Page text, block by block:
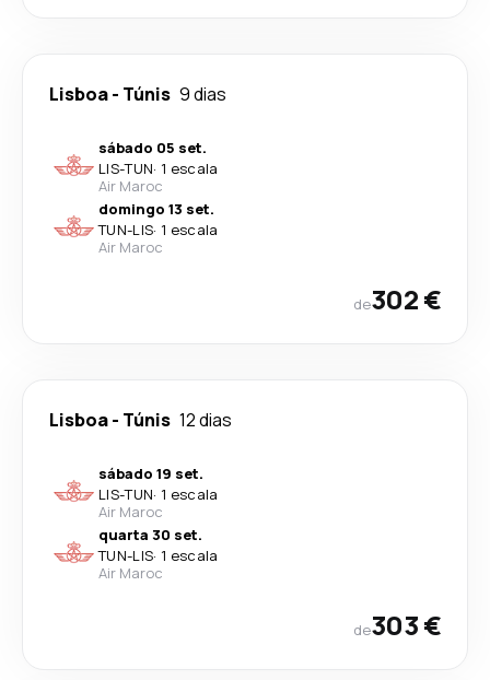
Lisboa- Túnis 9 dias
sábado 05 set.
LIS-TUN· 1 escala
Air Maroc
domingo 13 set.
TUN-LIS· 1 escala
Air Maroc
de302 €
Lisboa- Túnis 12 dias
sábado 19 set.
LIS-TUN· 1 escala
Air Maroc
quarta 30 set.
TUN-LIS· 1 escala
Air Maroc
de303 €